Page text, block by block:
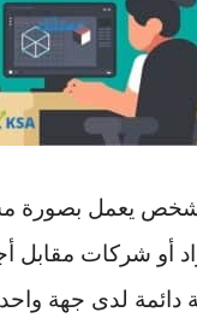
شخص يعمل بصورة
أو شركات مقابل
دائمة لدى جهة